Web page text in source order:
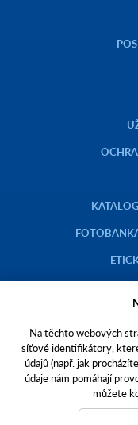
Toto jsou internetové
Hustopečích,
zapsané v OR vedeném
Společnost AGROTEC
Na těchto webových
síťové identifikátory,
údajů (např. jak
údaje nám pomáhají
můžete